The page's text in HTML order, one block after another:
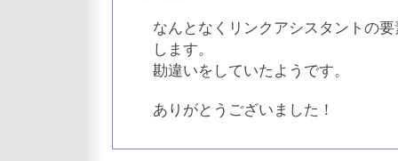
なんとなくリンクアシスタントの
します。
勘違いをしていたようです。
ありがとうございました！